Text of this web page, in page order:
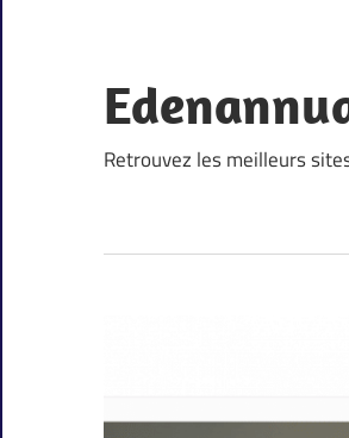
content
Retrouvez les meilleurs